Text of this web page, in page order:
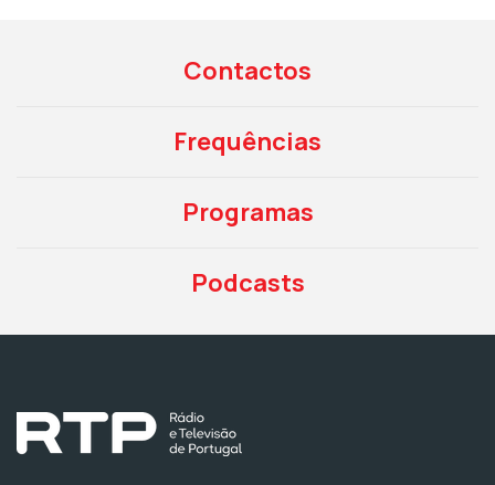
Contactos
Frequências
Programas
Podcasts